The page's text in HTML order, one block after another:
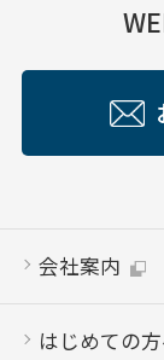
会社案内
はじめての